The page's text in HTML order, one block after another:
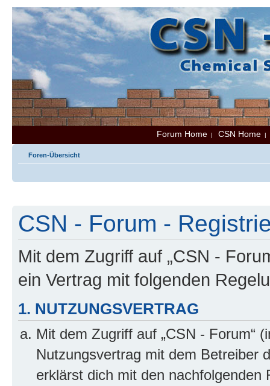
Forum Home | CSN Home
Foren-Übersicht
CSN - Forum -
Mit dem Zugriff auf „CSN -
ein Vertrag mit folgenden
1. NUTZUNGSVERTRAG
Mit dem Zugriff auf „CSN - Forum“
Nutzungsvertrag mit dem Betreiber
erklärst dich mit den nachfolgenden